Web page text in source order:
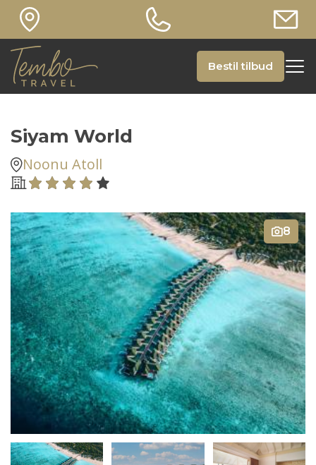
Bestil tilbud
Siyam World
Noonu Atoll
8